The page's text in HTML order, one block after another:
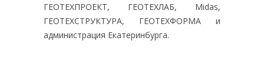
ГЕОТЕХПРОЕКТ, ГЕОТЕХЛАБ, Midas,
ГЕОТЕХСТРУКТУРА, ГЕОТЕХФОРМА и
администрация Екатеринбурга.